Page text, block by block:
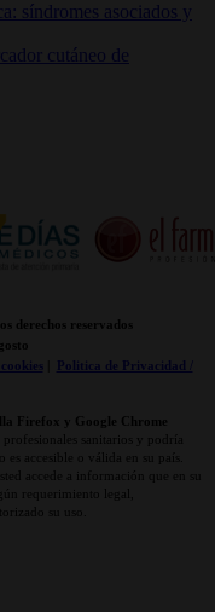
síndromes asociados y
cutáneo de
derechos reservados
|
Politica de Privacidad /
Firefox y Google Chrome
sanitarios y podría
accesible o válida en su país.
accede a información que en su
requerimiento legal,
su uso.